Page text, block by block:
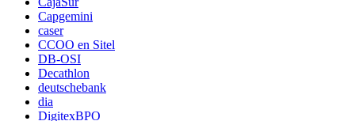
Capgemini
caser
CCOO en Sitel
DB-OSI
Decathlon
deutschebank
dia
DigitexBPO